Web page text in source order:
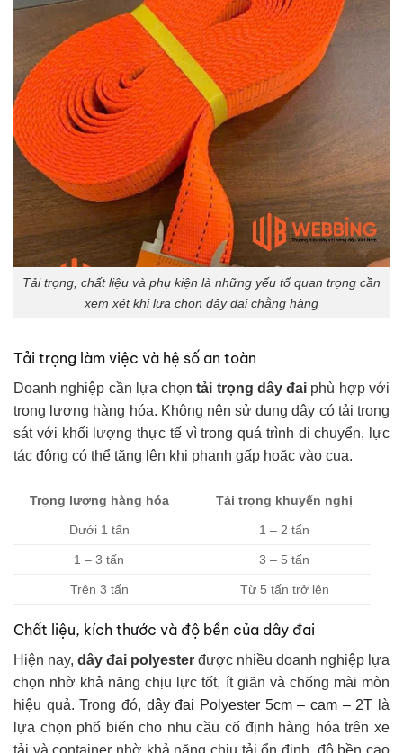
Tải trọng, chất liệu và phụ kiện là những yếu tố quan trọng cần
xem xét khi lựa chọn dây đai chằng hàng
Tải trọng làm việc và hệ số an toàn
Doanh nghiệp cần lựa chọntải trọng dây đai phù hợp với
trọng lượng hàng hóa. Không nên sử dụng dây có tải trọng
sát với khối lượng thực tế vì trong quá trình di chuyển, lực
tác động có thể tăng lên khi phanh gấp hoặc vào cua.
Trọng lượng hàng hóa Tải trọng khuyến nghị
Dưới 1 tấn 1 – 2 tấn
1 – 3 tấn 3 – 5 tấn
Trên 3 tấn Từ 5 tấn trở lên
Chất liệu, kích thước và độ bền của dây đai
Hiện nay, dây đai polyester được nhiều doanh nghiệp lựa
chọn nhờ khả năng chịu lực tốt, ít giãn và chống mài mòn
hiệu quả.Trong đó, dây đai Polyester 5cm – cam – 2T là
lựa chọn phổ biến cho nhu cầu cố định hàng hóa trên xe
tải và container nhờ khả năng chịu tải ổn định, độ bền cao